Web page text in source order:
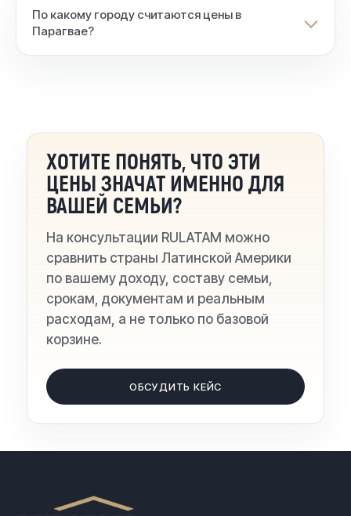
По какому городу считаются цены в
Парагвае?
ХОТИТЕ ПОНЯТЬ, ЧТО ЭТИ
ЦЕНЫ ЗНАЧАТ ИМЕННО ДЛЯ
ВАШЕЙ СЕМЬИ?
На консультации RULATAM можно
сравнить страны Латинской Америки
по вашему доходу, составу семьи,
срокам, документам и реальным
расходам, а не только по базовой
корзине.
ОБСУДИТЬ КЕЙС